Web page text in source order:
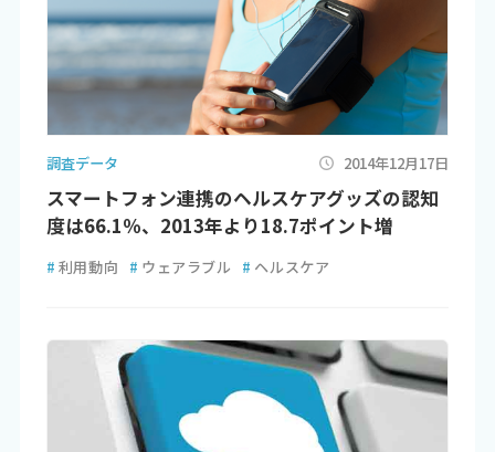
調査データ 2014年12月17日
スマートフォン連携のヘルスケアグッズの認知
度は66.1％、2013年より18.7ポイント増
# 利用動向 # ウェアラブル # ヘルスケア